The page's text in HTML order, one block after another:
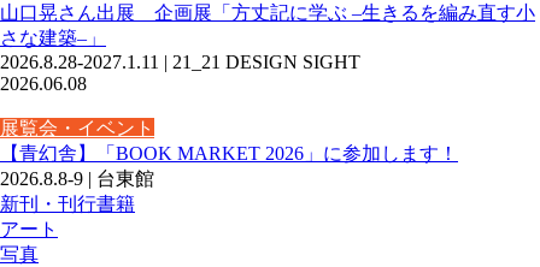
山口晃さん出展 企画展「方丈記に学ぶ –生きるを編み直す小
さな建築–」
2026.8.28-2027.1.11 | 21_21 DESIGN SIGHT
2026.06.08
展覧会・イベント
【青幻舎】「BOOK MARKET 2026」に参加します！
2026.8.8-9 | 台東館
新刊・刊行書籍
アート
写真